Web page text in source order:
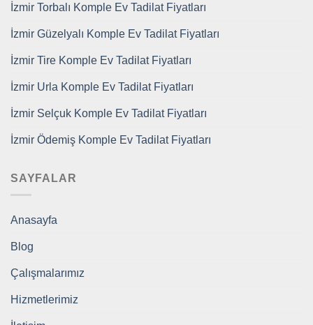
İzmir Torbalı Komple Ev Tadilat Fiyatları
İzmir Güzelyalı Komple Ev Tadilat Fiyatları
İzmir Tire Komple Ev Tadilat Fiyatları
İzmir Urla Komple Ev Tadilat Fiyatları
İzmir Selçuk Komple Ev Tadilat Fiyatları
İzmir Ödemiş Komple Ev Tadilat Fiyatları
SAYFALAR
Anasayfa
Blog
Çalışmalarımız
Hizmetlerimiz